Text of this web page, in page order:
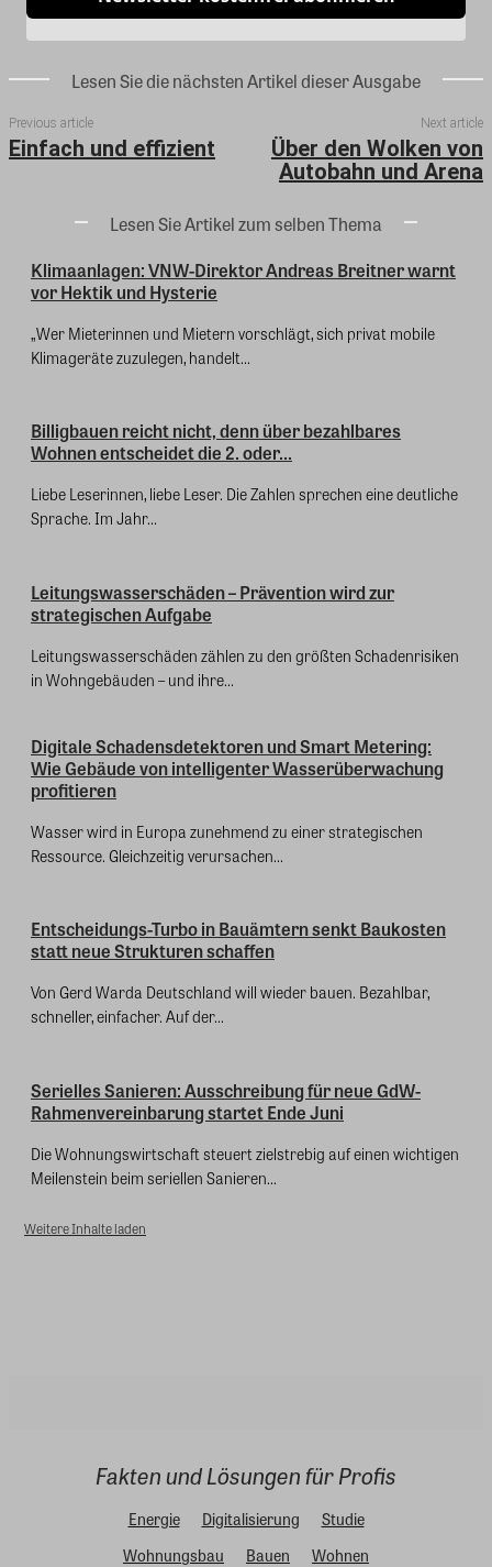
Lesen Sie die nächsten Artikel dieser Ausgabe
Previous article
Einfach und effizient
Next article
Über den Wolken von
Autobahn und Arena
Lesen Sie Artikel zum selben Thema
Klimaanlagen: VNW-Direktor Andreas Breitner warnt
vor Hektik und Hysterie
„Wer Mieterinnen und Mietern vorschlägt, sich privat mobile
Klimageräte zuzulegen, handelt...
Billigbauen reicht nicht, denn über bezahlbares
Wohnen entscheidet die 2. oder...
Liebe Leserinnen, liebe Leser. Die Zahlen sprechen eine deutliche
Sprache. Im Jahr...
Leitungswasserschäden – Prävention wird zur
strategischen Aufgabe
Leitungswasserschäden zählen zu den größten Schadenrisiken
in Wohngebäuden – und ihre...
Digitale Schadensdetektoren und Smart Metering:
Wie Gebäude von intelligenter Wasserüberwachung
profitieren
Wasser wird in Europa zunehmend zu einer strategischen
Ressource. Gleichzeitig verursachen...
Entscheidungs-Turbo in Bauämtern senkt Baukosten
statt neue Strukturen schaffen
Von Gerd Warda Deutschland will wieder bauen. Bezahlbar,
schneller, einfacher. Auf der...
Serielles Sanieren: Ausschreibung für neue GdW-
Rahmenvereinbarung startet Ende Juni
Die Wohnungswirtschaft steuert zielstrebig auf einen wichtigen
Meilenstein beim seriellen Sanieren...
Weitere Inhalte laden
Fakten und Lösungen für Profis
Energie Digitalisierung
Studie
Wohnungsbau
Bauen
Wohnen